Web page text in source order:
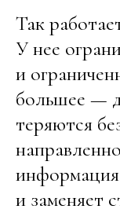
Так
У нее
и
большее —
теряются
и заменяет